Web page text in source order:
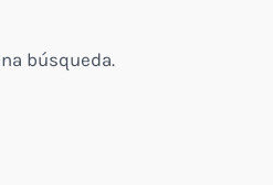
búsqueda.